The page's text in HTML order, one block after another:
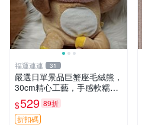
福運連連 31
嚴選日單景品巨蟹座毛絨熊，
30cm精心工藝，手感軟糯推
薦收藏送人 巨蟹座 毛絨玩具
精緻做工
$529 89折
折扣碼